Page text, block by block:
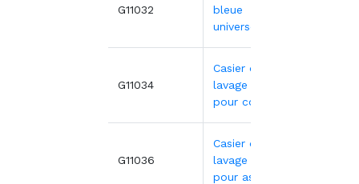
G11032
bleue
universelle
G11034
Casier de
lavage gris
pour couverts
G11036
Casier de
lavage gris
pour assiettes